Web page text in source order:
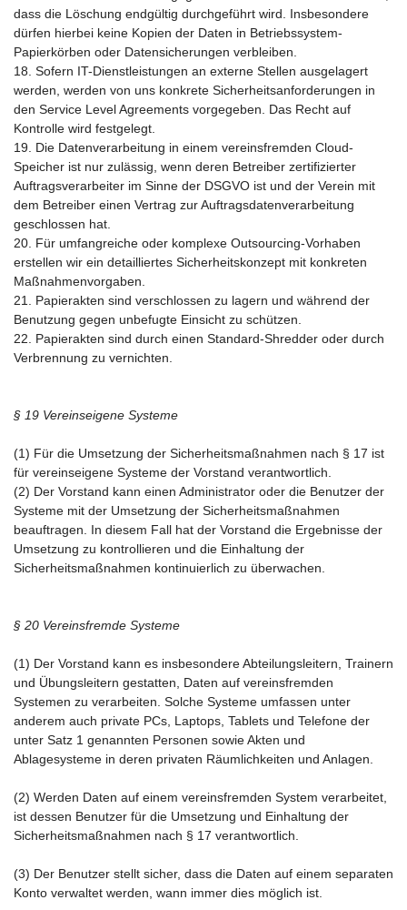
dass die Löschung endgültig durchgeführt wird. Insbesondere
dürfen hierbei keine Kopien der Daten in Betriebssystem-
Papierkörben oder Datensicherungen verbleiben.
18. Sofern IT-Dienstleistungen an externe Stellen ausgelagert
werden, werden von uns konkrete Sicherheitsanforderungen in
den Service Level Agreements vorgegeben. Das Recht auf
Kontrolle wird festgelegt.
19. Die Datenverarbeitung in einem vereinsfremden Cloud-
Speicher ist nur zulässig, wenn deren Betreiber zertifizierter
Auftragsverarbeiter im Sinne der DSGVO ist und der Verein mit
dem Betreiber einen Vertrag zur Auftragsdatenverarbeitung
geschlossen hat.
20. Für umfangreiche oder komplexe Outsourcing-Vorhaben
erstellen wir ein detailliertes Sicherheitskonzept mit konkreten
Maßnahmenvorgaben.
21. Papierakten sind verschlossen zu lagern und während der
Benutzung gegen unbefugte Einsicht zu schützen.
22. Papierakten sind durch einen Standard-Shredder oder durch
Verbrennung zu vernichten.
§ 19 Vereinseigene Systeme
(1) Für die Umsetzung der Sicherheitsmaßnahmen nach § 17 ist
für vereinseigene Systeme der Vorstand verantwortlich.
(2) Der Vorstand kann einen Administrator oder die Benutzer der
Systeme mit der Umsetzung der Sicherheitsmaßnahmen
beauftragen. In diesem Fall hat der Vorstand die Ergebnisse der
Umsetzung zu kontrollieren und die Einhaltung der
Sicherheitsmaßnahmen kontinuierlich zu überwachen.
§ 20 Vereinsfremde Systeme
(1) Der Vorstand kann es insbesondere Abteilungsleitern, Trainern
und Übungsleitern gestatten, Daten auf vereinsfremden
Systemen zu verarbeiten. Solche Systeme umfassen unter
anderem auch private PCs, Laptops, Tablets und Telefone der
unter Satz 1 genannten Personen sowie Akten und
Ablagesysteme in deren privaten Räumlichkeiten und Anlagen.
(2) Werden Daten auf einem vereinsfremden System verarbeitet,
ist dessen Benutzer für die Umsetzung und Einhaltung der
Sicherheitsmaßnahmen nach § 17 verantwortlich.
(3) Der Benutzer stellt sicher, dass die Daten auf einem separaten
Konto verwaltet werden, wann immer dies möglich ist.